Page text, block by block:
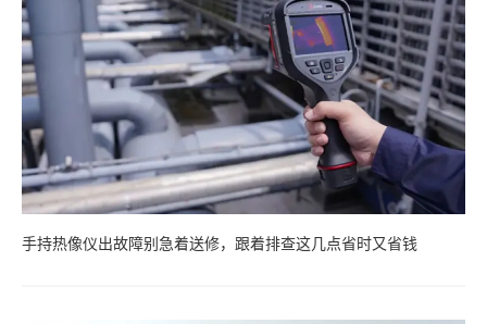
手持热像仪出故障别急着送修，跟着排查这几点省时又省钱